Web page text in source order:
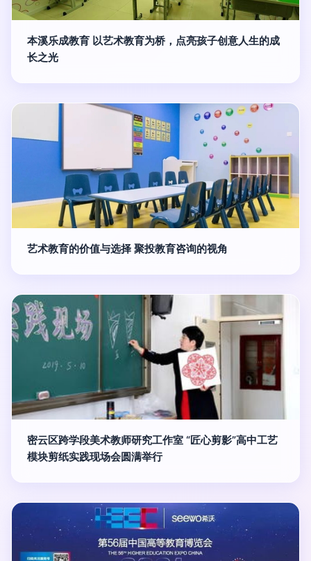
本溪乐成教育 以艺术教育为桥，点亮孩子创意人生的成
长之光
艺术教育的价值与选择 聚投教育咨询的视角
密云区跨学段美术教师研究工作室 “匠心剪影”高中工艺
模块剪纸实践现场会圆满举行